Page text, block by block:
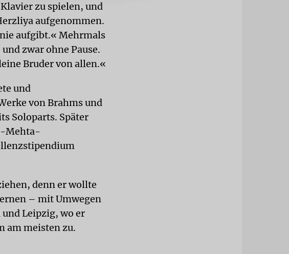
zu spielen, und
aufgenommen.
aufgibt.« Mehrmals
zwar ohne Pause.
Bruder von allen.«
und
von Brahms und
Soloparts. Später
Mehta-
denn er wollte
– mit Umwegen
Leipzig, wo er
am meisten zu.